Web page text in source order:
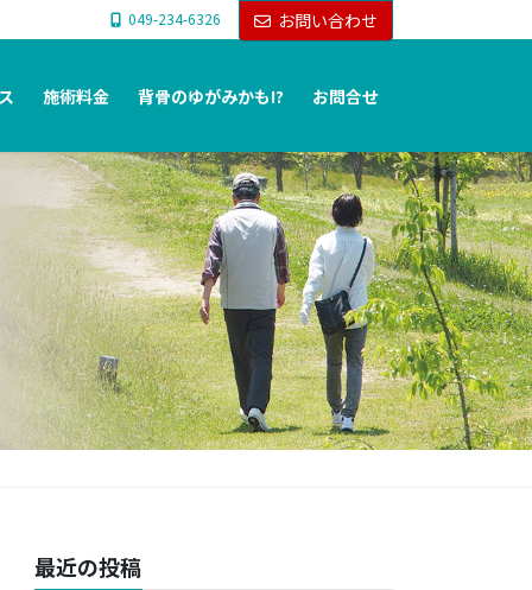
049-234-6326 お問い合わせ
施術料金 背骨のゆがみかも!? お問合せ
最近の投稿